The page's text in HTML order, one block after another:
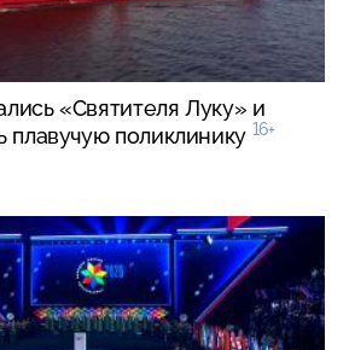
«Святителя Луку» и
плавучую поликлинику 16+